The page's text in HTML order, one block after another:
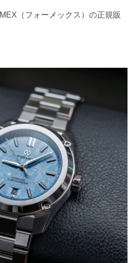
（フォーメックス）の正規販